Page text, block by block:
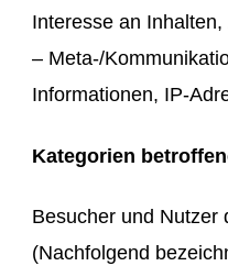
Interesse an
– Meta-/
Informationen, IP-
Kategorien
Besucher und Nutzer
(Nachfolgend